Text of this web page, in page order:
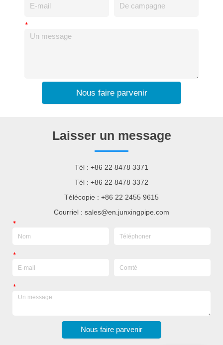
*
Nous faire parvenir
Laisser un message
Tél : +86 22 8478 3371
Tél : +86 22 8478 3372
Télécopie : +86 22 2455 9615
Courriel : sales@en.junxingpipe.com
*
*
*
Nous faire parvenir